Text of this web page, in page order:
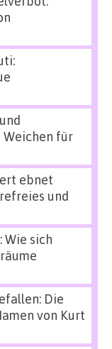
Weichen für
ebnet
und
Wie sich
Die
von Kurt